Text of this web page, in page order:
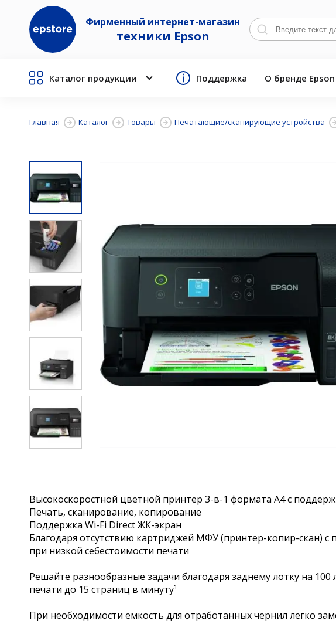
Фирменный интернет-магазин
техники Epson
Каталог продукции Поддержка О бренде Epson
Главная Каталог Товары Печатающие/сканирующие устройства
Высокоскоростной цветной принтер 3-в-1 формата A4 с
Печать, сканирование, копирование
Поддержка Wi-Fi Direct ЖК-экран
Благодаря отсутствию картриджей МФУ (принтер-копир-скан)
при низкой себестоимости печати
Решайте разнообразные задачи благодаря заднему лотку на
печати до 15 страниц в минуту¹
При необходимости емкость для отработанных чернил легко